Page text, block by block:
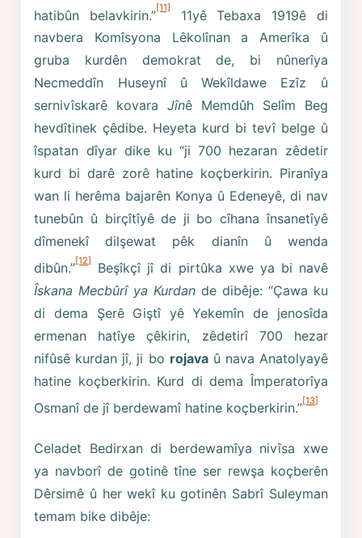
hatibûn belavkirin.”[11]
11yê Tebaxa 1919ê di
navbera Komîsyona Lêkolînan a Amerîka û
gruba kurdên demokrat de, bi nûnerîya
Necmeddîn Huseynî û Wekîldawe Ezîz û
sernivîskarê kovaraJînê Memdûh Selîm Beg
hevdîtinek çêdibe. Heyeta kurd bi tevî belge û
îspatan dîyar dike ku “ji 700 hezaran zêdetir
kurd bi darê zorê hatine koçberkirin. Piranîya
wan li herêma bajarên Konya û Edeneyê, di nav
tunebûn û birçîtîyê de ji bo cîhana însanetîyê
dîmenekî dilşewat pêk dianîn û wenda
dibûn.”[12]Beşîkçî jî di pirtûka xwe ya bi navê
Îskana Mecbûrî ya Kurdan de dibêje: “Çawa ku
di dema Şerê Giştî yê Yekemîn de jenosîda
ermenan hatîye çêkirin, zêdetirî 700 hezar
nifûsê kurdan jî, ji bo rojavaû nava Anatolyayê
hatine koçberkirin. Kurd di dema Împeratorîya
Osmanî de jî berdewamî hatine koçberkirin.”[13]
Celadet Bedirxan di berdewamîya nivîsa xwe
ya navborî de gotinê tîne ser rewşa koçberên
Dêrsimê û her wekî ku gotinên Sabrî Suleyman
temam bike dibêje: